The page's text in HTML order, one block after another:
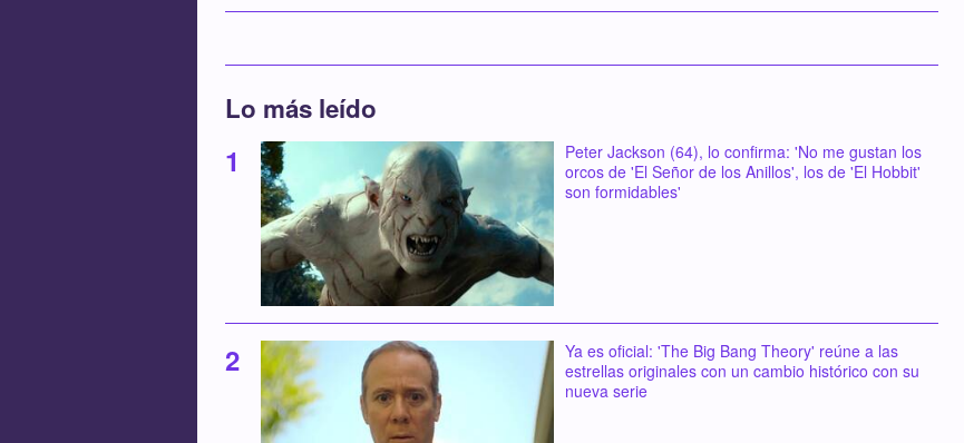
Lo más leído
Peter Jackson (64), lo confirma: 'No me gustan los
orcos de 'El Señor de los Anillos', los de 'El Hobbit'
son formidables'
Ya es oficial: 'The Big Bang Theory' reúne a las
estrellas originales con un cambio histórico con su
nueva serie